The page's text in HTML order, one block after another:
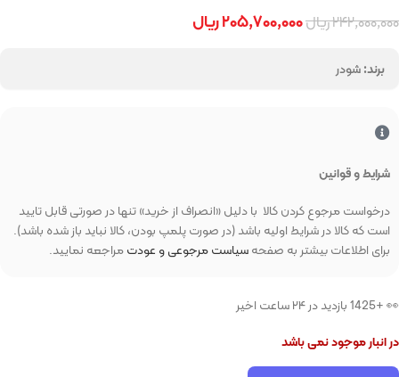
۲۴۲,۰۰۰,۰۰۰ریال۲۰۵,۷۰۰,۰۰۰ریال
برند:شودر
شرایط و قوانین
درخواست مرجوع کردن کالا با دلیل «انصراف از خرید» تنها در صورتی قابل تایید
است که کالا در شرایط اولیه باشد (در صورت پلمپ بودن، کالا نباید باز شده باشد).
برای اطلاعات بیشتر به صفحهسیاست مرجوعی و عودتمراجعه نمایید.
👀 +1425 بازدید در ۲۴ ساعت اخیر
در انبار موجود نمی باشد